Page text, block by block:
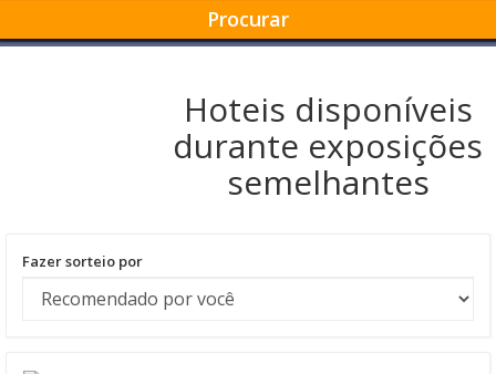
Procurar
Hoteis disponíveis
durante exposições
semelhantes
Fazer sorteio por